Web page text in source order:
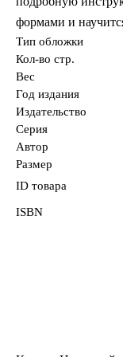
формами и
Тип обложки
Кол-во стр.
Вес
Год издания
Издательство
Серия
Автор
Размер
ID товара
ISBN